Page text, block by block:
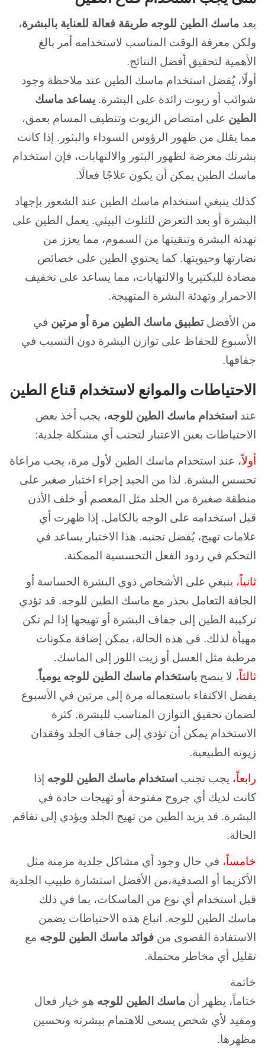
يعد ماسك الطين للوجه طريقة فعالة للعناية بالبشرة،
ولكن معرفة الوقت المناسب لاستخدامه أمر بالغ
الأهمية لتحقيق أفضل النتائج.
أولًا، يُفضل استخدام ماسك الطين عند ملاحظة وجود
شوائب أو زيوت زائدة على البشرة. يساعد ماسك
الطين على امتصاص الزيوت وتنظيف المسام بعمق،
مما يقلل من ظهور الرؤوس السوداء والبثور. إذا كانت
بشرتك معرضة لظهور البثور والالتهابات، فإن استخدام
ماسك الطين يمكن أن يكون علاجًا فعالًا.
كذلك ينبغي استخدام ماسك الطين عند الشعور بإجهاد
البشرة أو بعد التعرض للتلوث البيئي. يعمل الطين على
تهدئة البشرة وتنقيتها من السموم، مما يعزز من
نضارتها وحيويتها. كما يحتوي الطين على خصائص
مضادة للبكتيريا والالتهابات، مما يساعد على تخفيف
الاحمرار وتهدئة البشرة المتهيجة.
من الأفضلتطبيق ماسك الطين مرة أو مرتين في
الأسبوع للحفاظ على توازن البشرة دون التسبب في
جفافها.
الاحتياطات والموانع لاستخدام قناع الطين
عند استخدام ماسك الطين للوجه، يجب أخذ بعض
الاحتياطات بعين الاعتبار لتجنب أي مشكلة جلدية:
أولاً، عند استخدام ماسك الطين لأول مرة، يجب مراعاة
تحسس البشرة. لذا من الجيد إجراء اختبار صغير على
منطقة صغيرة من الجلد مثل المعصم أو خلف الأذن
قبل استخدامه على الوجه بالكامل. إذا ظهرت أي
علامات تهيج، يُفضل تجنبه. هذا الاختبار يساعد في
التحكم في ردود الفعل التحسسية الممكنة.
ثانياً، ينبغي على الأشخاص ذوي البشرة الحساسة أو
الجافة التعامل بحذر مع ماسك الطين للوجه. قد تؤدي
تركيبة الطين إلى جفاف البشرة أو تهيجها إذا لم تكن
مهيأة لذلك. في هذه الحالة، يمكن إضافة مكونات
مرطبة مثل العسل أو زيت اللوز إلى الماسك.
ثالثاً، لا ينصح باستخدام ماسك الطين للوجه يومياً.
يفضل الاكتفاء باستعماله مرة إلى مرتين في الأسبوع
لضمان تحقيق التوازن المناسب للبشرة. كثرة
الاستخدام يمكن أن تؤدي إلى جفاف الجلد وفقدان
زيوته الطبيعية.
رابعاً، يجب تجنب استخدام ماسك الطين للوجه إذا
كانت لديك أي جروح مفتوحة أو تهيجات حادة في
البشرة. قد يزيد الطين من تهيج الجلد ويؤدي إلى تفاقم
الحالة.
خامساً، في حال وجود أي مشاكل جلدية مزمنة مثل
الأكزيما أو الصدفية،من الأفضل استشارة طبيب الجلدية
قبل استخدام أي نوع من الماسكات، بما في ذلك
ماسك الطين للوجه. اتباع هذه الاحتياطات يضمن
الاستفادة القصوى من فوائد ماسك الطين للوجه مع
تقليل أي مخاطر محتملة.
خاتمة
ختاماً، يظهر أن ماسك الطين للوجه هو خيار فعال
ومفيد لأي شخص يسعى للاهتمام ببشرته وتحسين
مظهرها.